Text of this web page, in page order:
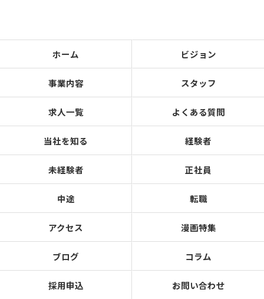
ホーム ビジョン
事業内容 スタッフ
求人一覧 よくある質問
当社を知る 経験者
未経験者 正社員
中途 転職
アクセス 漫画特集
ブログ コラム
採用申込 お問い合わせ